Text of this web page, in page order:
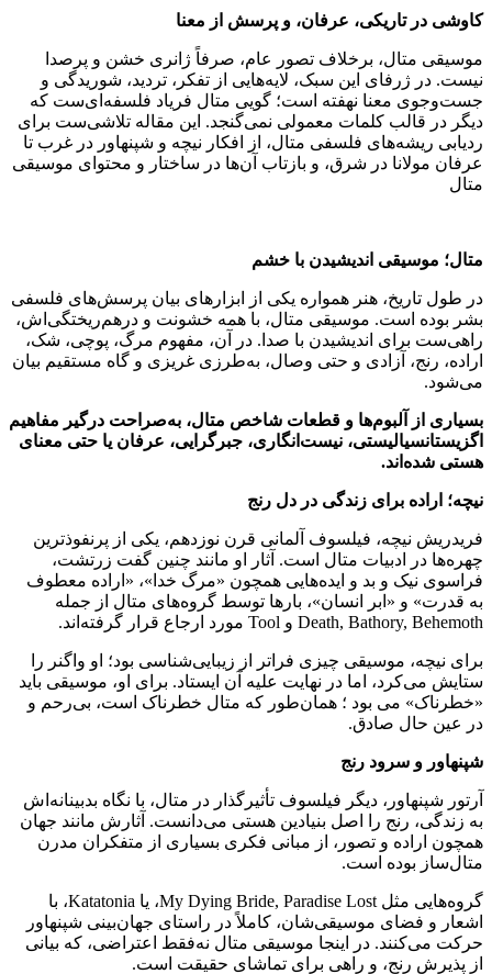
کاوشی در تاریکی، عرفان، و پرسش از معنا
موسیقی متال، برخلاف تصور عام، صرفاً ژانری خشن و پرصدا
نیست. در ژرفای این سبک، لایه‌هایی از تفکر، تردید، شوریدگی و
جست‌وجوی معنا نهفته است؛ گویی متال فریاد فلسفه‌ای‌ست که
دیگر در قالب کلمات معمولی نمی‌گنجد. این مقاله تلاشی‌ست برای
ردیابی ریشه‌های فلسفی متال، از افکار نیچه و شپنهاور در غرب تا
عرفان مولانا در شرق، و بازتاب آن‌ها در ساختار و محتوای موسیقی
متال
متال؛ موسیقی اندیشیدن با خشم
در طول تاریخ، هنر همواره یکی از ابزارهای بیان پرسش‌های فلسفی
بشر بوده است. موسیقی متال، با همه خشونت و درهم‌ریختگی‌اش،
راهی‌ست برای اندیشیدن با صدا. در آن، مفهوم مرگ، پوچی، شک،
اراده، رنج، آزادی و حتی وصال، به‌طرزی غریزی و گاه مستقیم بیان
می‌شود.
بسیاری از آلبوم‌ها و قطعات شاخص متال، به‌صراحت درگیر مفاهیم
اگزیستانسیالیستی، نیست‌انگاری، جبرگرایی، عرفان یا حتی معنای
هستی شده‌اند.
نیچه؛ اراده برای زندگی در دل رنج
فریدریش نیچه، فیلسوف آلمانی قرن نوزدهم، یکی از پرنفوذترین
چهره‌ها در ادبیات متال است. آثار او مانند چنین گفت زرتشت،
فراسوی نیک و بد و ایده‌هایی همچون «مرگ خدا»، «اراده معطوف
به قدرت» و «ابر انسان»، بارها توسط گروه‌های متال از جمله
Death, Bathory, Behemoth و Tool مورد ارجاع قرار گرفته‌اند.
برای نیچه، موسیقی چیزی فراتر از زیبایی‌شناسی بود؛ او واگنر را
ستایش می‌کرد، اما در نهایت علیه آن ایستاد. برای او، موسیقی باید
«خطرناک» می بود ؛ همان‌طور که متال خطرناک است، بی‌رحم و
در عین حال صادق.
شپنهاور و سرود رنج
آرتور شپنهاور، دیگر فیلسوف تأثیرگذار در متال، با نگاه بدبینانه‌اش
به زندگی، رنج را اصل بنیادین هستی می‌دانست. آثارش مانند جهان
همچون اراده و تصور، از مبانی فکری بسیاری از متفکران مدرن
متال‌ساز بوده است.
گروه‌هایی مثل My Dying Bride, Paradise Lost، یا Katatonia، با
اشعار و فضای موسیقی‌شان، کاملاً در راستای جهان‌بینی شپنهاور
حرکت می‌کنند. در اینجا موسیقی متال نه‌فقط اعتراضی، که بیانی
از پذیرش رنج، و راهی برای تماشای حقیقت است.